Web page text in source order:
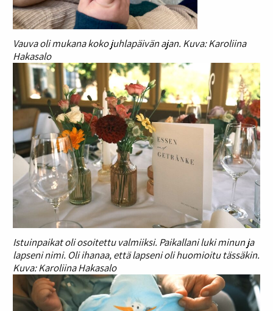
Vauva oli mukana koko juhlapäivän ajan. Kuva: Karoliina
Hakasalo
Istuinpaikat oli osoitettu valmiiksi. Paikallani luki minun ja
lapseni nimi. Oli ihanaa, että lapseni oli huomioitu tässäkin.
Kuva: Karoliina Hakasalo